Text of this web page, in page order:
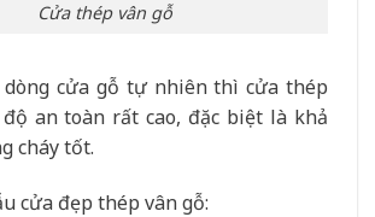
Cửa thép vân gỗ
dòng cửa gỗ tự nhiên thì cửa thép
an toàn rất cao, đặc biệt là khả
cháy tốt.
cửa đẹp thép vân gỗ: